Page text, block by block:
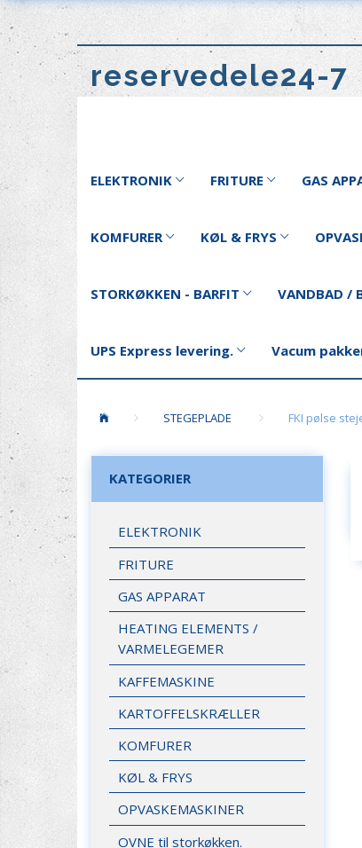
reservedele24-7
ELEKTRONIK FRITURE GAS
KOMFURER KØL & FRYS
STORKØKKEN - BARFIT VANDBAD /
UPS Express levering. Vacum
STEGEPLADE FKI pølse
KATEGORIER
ELEKTRONIK
FRITURE
GAS APPARAT
HEATING ELEMENTS /
VARMELEGEMER
KAFFEMASKINE
KARTOFFELSKRÆLLER
KOMFURER
KØL & FRYS
OPVASKEMASKINER
OVNE til storkøkken.